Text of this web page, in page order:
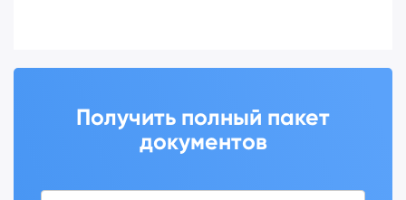
Получить полный пакет
документов